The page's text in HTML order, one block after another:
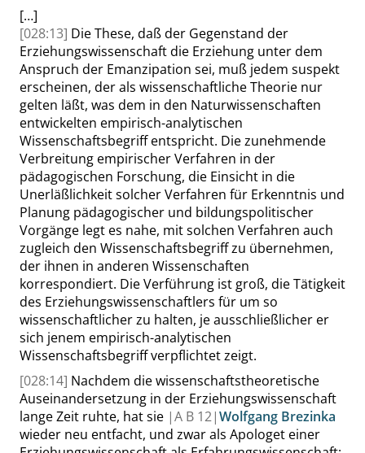
[…]
[028:13] Die These, daß der Gegenstand der
Erziehungswissenschaft die Erziehung unter dem
Anspruch der Emanzipation sei, muß jedem suspekt
erscheinen, der als wissenschaftliche Theorie nur
gelten läßt, was dem in den Naturwissenschaften
entwickelten empirisch-analytischen
Wissenschaftsbegriff entspricht. Die zunehmende
Verbreitung empirischer Verfahren in der
pädagogischen Forschung, die Einsicht in die
Unerläßlichkeit solcher Verfahren für Erkenntnis und
Planung pädagogischer und bildungspolitischer
Vorgänge legt es nahe, mit solchen Verfahren auch
zugleich den Wissenschaftsbegriff zu übernehmen,
der ihnen in anderen Wissenschaften
korrespondiert. Die Verführung ist groß, die Tätigkeit
des Erziehungswissenschaftlers für um so
wissenschaftlicher zu halten, je ausschließlicher er
sich jenem empirisch-analytischen
Wissenschaftsbegriff verpflichtet zeigt.
[028:14] Nachdem die wissenschaftstheoretische
Auseinandersetzung in der Erziehungswissenschaft
lange Zeit ruhte, hat sie |A B 12|Wolfgang Brezinka
wieder neu entfacht, und zwar als Apologet einer